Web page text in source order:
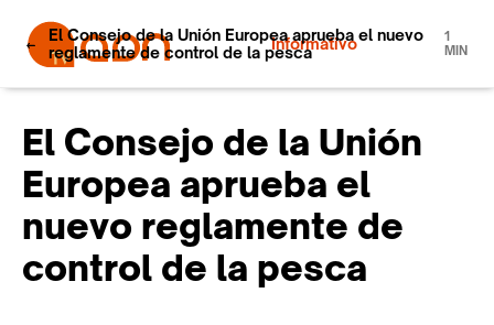
Informativo
El Consejo de la Unión Europea aprueba el nuevo
reglamente de control de la pesca
1
MIN
El Consejo de la Unión
Europea aprueba el
nuevo reglamente de
control de la pesca